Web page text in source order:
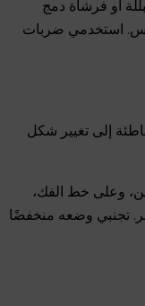
أو فرشاة دمج
استخدمي ضربات
إلى تغيير شكل
وعلى خط الفك،
تجنبي وضعه منخفضًا